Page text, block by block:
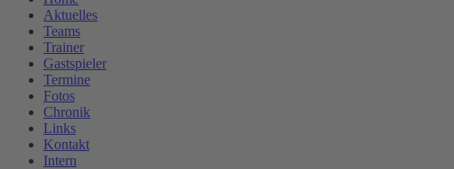
Aktuelles
Teams
Trainer
Gastspieler
Termine
Fotos
Chronik
Links
Kontakt
Intern